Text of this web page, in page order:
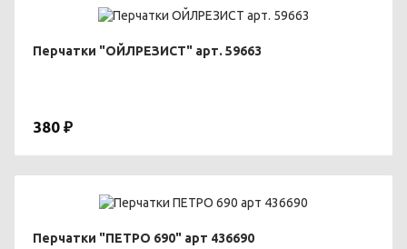
Перчатки "ОЙЛРЕЗИСТ" арт. 59663
380 ₽
Перчатки "ПЕТРО 690" арт 436690